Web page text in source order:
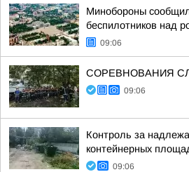
Минобороны
беспилотников над
09:06
СОРЕВНОВАНИЯ
09:06
Контроль за
контейнерных
09:06